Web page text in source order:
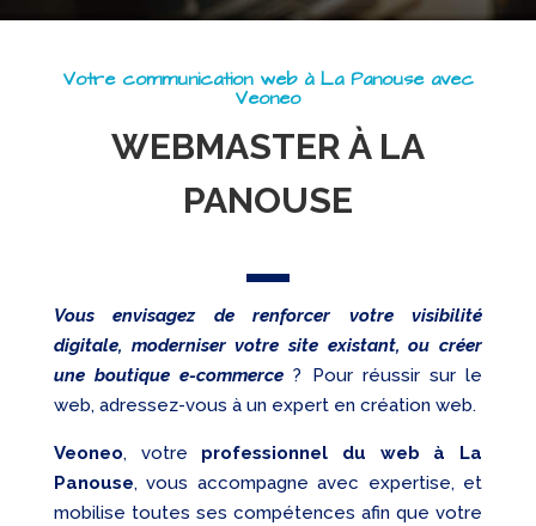
Réseaux
Audit
Votre communication web à La Panouse avec
Veoneo
WEBMASTER À LA
PANOUSE
Vous envisagez de renforcer votre visibilité
digitale, moderniser votre site existant, ou créer
une boutique e-commerce ? Pour réussir sur le
web, adressez-vous à un expert en création web.
Veoneo, votre professionnel du web à La
Panouse, vous accompagne avec expertise, et
mobilise toutes ses compétences afin que votre